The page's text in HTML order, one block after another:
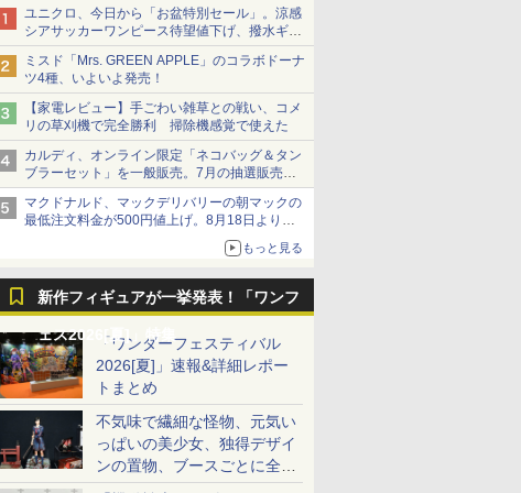
ユニクロ、今日から「お盆特別セール」。涼感
シアサッカーワンピース待望値下げ、撥水ギア
ショーツは1990円に
ミスド「Mrs. GREEN APPLE」のコラボドーナ
ツ4種、いよいよ発売！
【家電レビュー】手ごわい雑草との戦い、コメ
リの草刈機で完全勝利 掃除機感覚で使えた
カルディ、オンライン限定「ネコバッグ＆タン
ブラーセット」を一般販売。7月の抽選販売の
当選無効分
マクドナルド、マックデリバリーの朝マックの
最低注文料金が500円値上げ。8月18日より
もっと見る
新作フィギュアが一挙発表！「ワンフ
ェス2026[夏]」特集「ワンダーフェスティバル
2026[夏]」速報&詳細レポー
トまとめ
不気味で繊細な怪物、元気い
っぱいの美少女、独得デザイ
ンの置物、ブースごとに全く
異なる世界が広がる一般ディ